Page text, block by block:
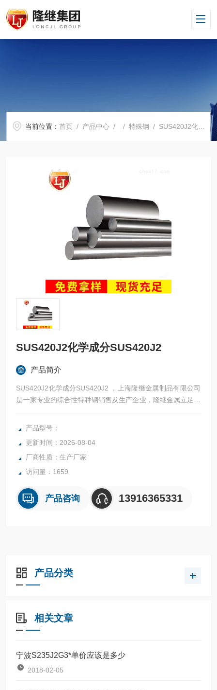
当前位置：首页 / 产品中心 / /特殊钢 / SUS420J2化学成分SUS420J2
SUS420J2化学成分SUS420J2
产品简介
SUS420J2化学成分SUS420J2 ，上海隆继金属制品有限公司
是一家专业的综合性特种钢销售及生产企业，隆继金属立足于
本土品牌，常年与宝钢、太钢等合作，法国奥博杜瓦、美国熔
炉斯伯、美国斯穆集团等世界为国内各大加工制造企业提供高
产品型号：
更新时间：2026-08-04
厂商性质：生产厂家
访问量：1659
产品咨询 13916365331
产品分类
相关文章
宁波S235J2G3*单价应该是多少
2018-02-05